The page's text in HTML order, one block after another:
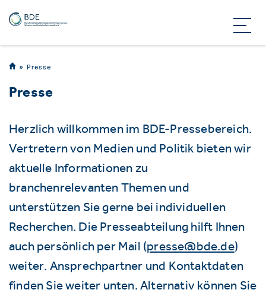
Presse
Presse
Herzlich willkommen im BDE-Pressebereich.
Vertretern von Medien und Politik bieten wir
aktuelle Informationen zu
branchenrelevanten Themen und
unterstützen Sie gerne bei individuellen
Recherchen. Die Presseabteilung hilft Ihnen
auch persönlich per Mail (presse@bde.de)
weiter. Ansprechpartner und Kontaktdaten
finden Sie weiter unten. Alternativ können Sie